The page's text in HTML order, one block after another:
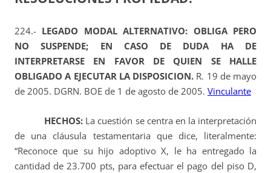
224.- LEGADO MODAL ALTERNATIVO: OBLIGA PERO
NO SUSPENDE; EN CASO DE DUDA HA DE
INTERPRETARSE EN FAVOR DE QUIEN SE HALLE
OBLIGADO A EJECUTAR LA DISPOSICION. R. 19 de mayo
de 2005. DGRN. BOE de 1 de agosto de 2005. Vinculante
HECHOS: La cuestión se centra en la interpretación
de una cláusula testamentaria que dice, literalmente:
“Reconoce que su hijo adoptivo X, le ha entregado la
cantidad de 23.700 pts, para efectuar el pago del piso D,